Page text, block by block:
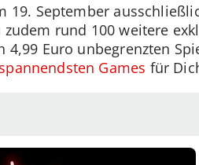
19. September
rund 100 weitere
Euro unbegrenzten
spannendsten Games für